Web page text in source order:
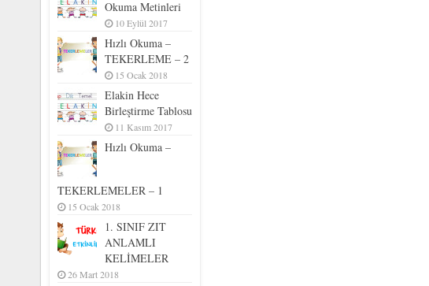
Okuma Metinleri
10 Eylül 2017
Hızlı Okuma –
TEKERLEME – 2
15 Ocak 2018
Elakin Hece
Birleştirme Tablosu
11 Kasım 2017
Hızlı Okuma –
TEKERLEMELER – 1
15 Ocak 2018
1. SINIF ZIT
ANLAMLI
KELİMELER
26 Mart 2018